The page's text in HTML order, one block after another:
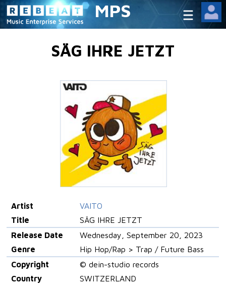
MPS
SÄG IHRE JETZT
Artist
VAITO
Title
SÄG IHRE JETZT
Release Date
Wednesday, September 20, 2023
Genre
Hip Hop/Rap > Trap / Future Bass
Copyright
© dein-studio records
Country
SWITZERLAND